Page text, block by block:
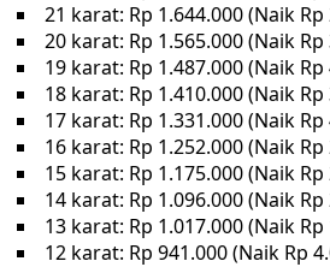
21 karat: Rp 1.644.000 (Naik Rp
20 karat: Rp 1.565.000 (Naik Rp
19 karat: Rp 1.487.000 (Naik Rp
18 karat: Rp 1.410.000 (Naik Rp
17 karat: Rp 1.331.000 (Naik Rp
16 karat: Rp 1.252.000 (Naik Rp
15 karat: Rp 1.175.000 (Naik Rp
14 karat: Rp 1.096.000 (Naik Rp
13 karat: Rp 1.017.000 (Naik Rp
12 karat: Rp 941.000 (Naik Rp